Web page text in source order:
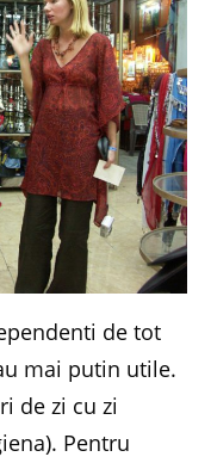
de tot
mai putin utile.
de zi cu zi
Pentru